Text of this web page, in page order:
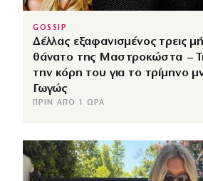
GOSSIP
Δέλλας εξαφανισμένος τρεις
θάνατο της Μαστροκώστα –
την κόρη του για το τρίμηνο
Γωγώς
ΠΡΙΝ ΑΠΌ 1 ΏΡΑ